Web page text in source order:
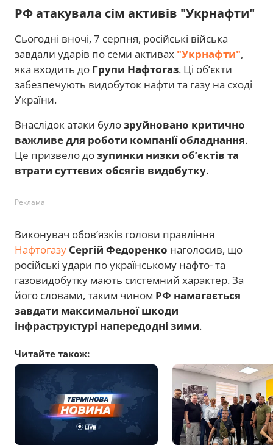
РФ атакувала сім активів "Укрнафти"
Сьогодні вночі, 7 серпня, російські війська
завдали ударів по семи активах "Укрнафти",
яка входить до Групи Нафтогаз. Ці об’єкти
забезпечують видобуток нафти та газу на сході
України.
Внаслідок атаки булозруйновано критично
важливе для роботи компанії обладнання.
Це призвело дозупинки низки об’єктів та
втрати суттєвих обсягів видобутку.
Реклама
Виконувач обов’язків голови правління
Нафтогазу Сергій Федоренко наголосив, що
російські удари по українському нафто- та
газовидобутку мають системний характер. За
його словами, таким чином РФ намагається
завдати максимальної шкоди
інфраструктурі напередодні зими.
Читайте також: